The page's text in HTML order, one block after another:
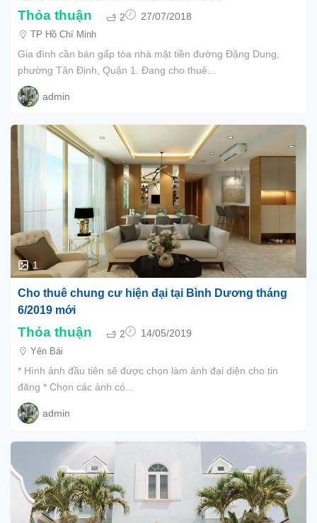
Thỏa thuận 2
27/07/2018
TP Hồ Chí Minh
Gia đình cần bán gấp tòa nhà mặt tiền đường Đặng Dung,
phường Tân Định, Quận 1. Đang cho thuê...
admin
1
Cho thuê chung cư hiện đại tại Bình Dương tháng
6/2019 mới
Thỏa thuận 2
14/05/2019
Yên Bái
* Hình ảnh đầu tiên sẽ được chọn làm ảnh đại diện cho tin
đăng * Chọn các ảnh có...
admin